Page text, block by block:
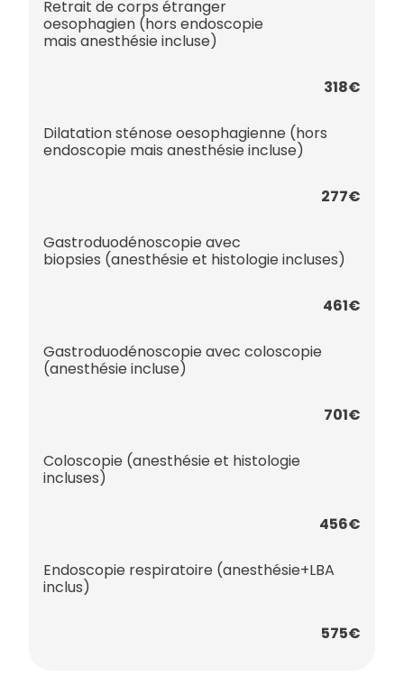
Retrait de corps étranger
oesophagien (hors endoscopie
mais anesthésie incluse)
318€
Dilatation sténose oesophagienne (hors
endoscopie mais anesthésie incluse)
277€
Gastroduodénoscopie avec
biopsies (anesthésie et histologie incluses)
461€
Gastroduodénoscopie avec coloscopie
(anesthésie incluse)
701€
Coloscopie (anesthésie et histologie
incluses)
456€
Endoscopie respiratoire (anesthésie+LBA
inclus)
575€